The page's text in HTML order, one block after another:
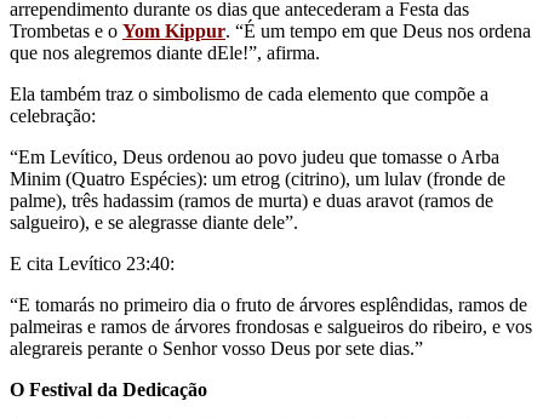
arrependimento durante os dias que antecederam a Festa das
Trombetas e o Yom Kippur. “É um tempo em que Deus nos ordena
que nos alegremos diante dEle!”, afirma.
Ela também traz o simbolismo de cada elemento que compõe a
celebração:
“Em Levítico, Deus ordenou ao povo judeu que tomasse o Arba
Minim (Quatro Espécies): um etrog (citrino), um lulav (fronde de
palme), três hadassim (ramos de murta) e duas aravot (ramos de
salgueiro), e se alegrasse diante dele”.
E cita Levítico 23:40:
“E tomarás no primeiro dia o fruto de árvores esplêndidas, ramos de
palmeiras e ramos de árvores frondosas e salgueiros do ribeiro, e vos
alegrareis perante o Senhor vosso Deus por sete dias.”
O Festival da Dedicação